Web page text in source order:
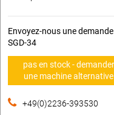
Envoyez-nous une
SGD-34
pas en stock - demander
une machine alternative
+49(0)2236-393530